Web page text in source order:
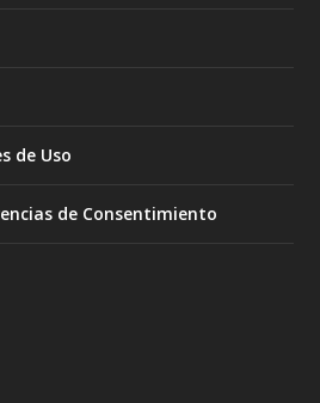
de Uso
de Consentimiento